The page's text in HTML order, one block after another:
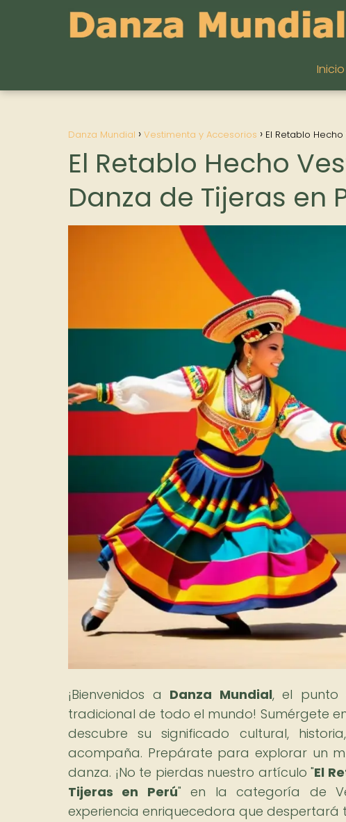
Inicio
Danza Mundial Vestimenta y Accesorios El Retablo
El Retablo Hecho
Danza de Tijeras en
¡Bienvenidos a Danza Mundial, el punto
tradicional de todo el mundo! Sumérgete
descubre su significado cultural,
acompaña. Prepárate para explorar un
danza. ¡No te pierdas nuestro artículo "El
Tijeras en Perú" en la categoría de
experiencia enriquecedora que